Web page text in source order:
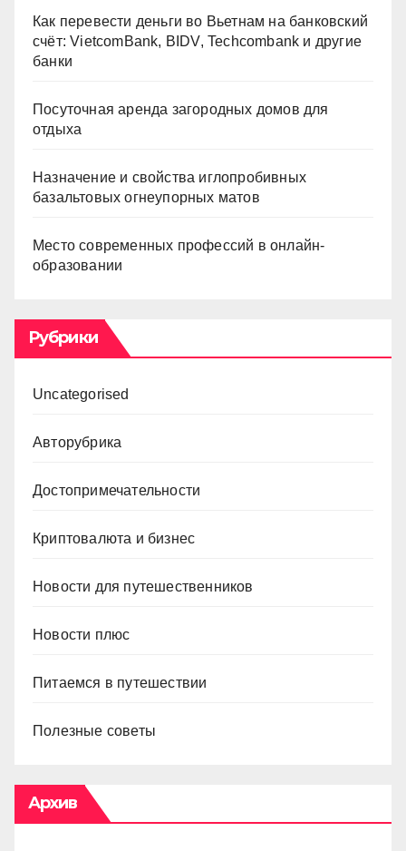
Как перевести деньги во Вьетнам на банковский
счёт: VietcomBank, BIDV, Techcombank и другие
банки
Посуточная аренда загородных домов для
отдыха
Назначение и свойства иглопробивных
базальтовых огнеупорных матов
Место современных профессий в онлайн-
образовании
Рубрики
Uncategorised
Авторубрика
Достопримечательности
Криптовалюта и бизнес
Новости для путешественников
Новости плюс
Питаемся в путешествии
Полезные советы
Архив